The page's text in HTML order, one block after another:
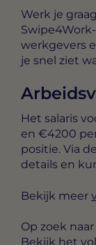
Werk je
werkgevers
je snel ziet
Het salaris
en €4200
positie. Via
details en
Bekijk meer
Op zoek
Bekijk het